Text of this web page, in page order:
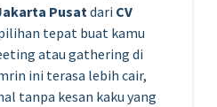
Pusatdari CV
tepat buat kamu
atau gathering di
ini terasa lebih cair,
tanpa kesan kaku yang